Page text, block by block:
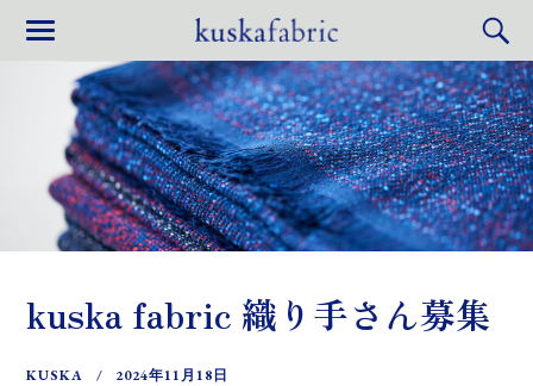
kuska fabric 織り手さん募集
KUSKA 2024年11月18日